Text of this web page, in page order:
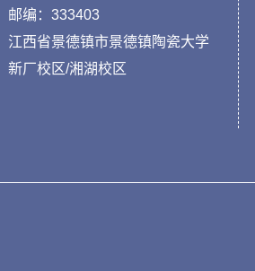
邮编：333403
江西省景德镇市景德镇陶瓷大学
新厂校区/湘湖校区